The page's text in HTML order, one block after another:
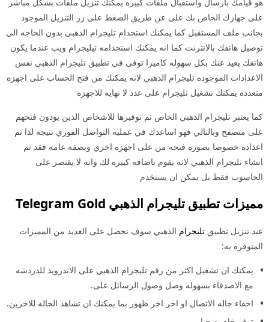
على جهازك الخاص بك على عن طريق الضغط على زر التنزيل الموجود
بجانب ملف المستقبل كما يمكنك استخدام تليجرام الذهبي بدون الحاجه الى
توصيل هاتفك بالانترنت كما انه يمكنك استخدامه تيليجرام ويب عندما يكون
هاتفك بعيد عنك بكل سهوله كاميرا توفى في تطبيق تليجرام الذهبي نفس
الاعدادات الموجوده تليجرام الذهبي لانه يمكنك من فتح الحساب على اجهزه
متعدده يمكنك تشغيل تليجرام على عدد لا نهايه للاجهزه
كما يعتبر تليجرام الذهبي الخاص تم توفيرها للاشخاص الذين يودون فتحهم
على متصفح وبالتالي فهو اساعدك في عمليه التواصل الفوري نتيجه لذا تم
اعداده خصوصا بصوره فتحه من على اجهزه اخري وبصفه عامه فقد تم
انشاء تليجرام الذهبي لانه يقوم باضافه كبيره لك وانه لا يقتصر على
الحاسوب فقط بل يمكن ان يستخدم
مميزات تطبيق تليجرام الذهبي Telegram Gold
عند تنزيل تطبيق تليجرام الذهبي سوف تحصل على العديد من المميزات
المتوفره به:
يمكنك ان تشغيل اكثر من رقم تليجرام الذهبي على الاندرويد للدردشه
مع الاصدقاء بسهوله وصل وصول الرسائل على.
اخفاء حاله الاتصال او اخر اخر ظهور بما يمكنك ان تشاهد الحاله للاخرين.